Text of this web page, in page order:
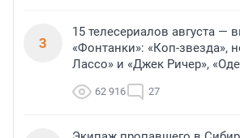
3
15 телесериалов августа —
«Фонтанки»: «Коп-звезда»,
Лассо» и «Джек Ричер»,
62 916 27